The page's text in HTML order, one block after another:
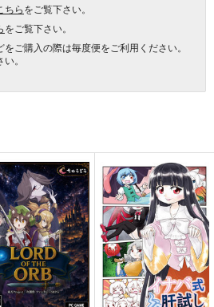
ちらをご覧下さい。
をご覧下さい。
ご購入の際は毎度便をご利用ください。
。